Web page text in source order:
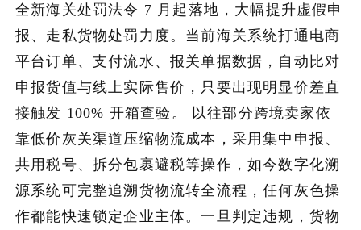
全新海关处罚法令 7 月起落地，大幅提升虚假申
报、走私货物处罚力度。当前海关系统打通电商
平台订单、支付流水、报关单据数据，自动比对
申报货值与线上实际售价，只要出现明显价差直
接触发 100% 开箱查验。 以往部分跨境卖家依
靠低价灰关渠道压缩物流成本，采用集中申报、
共用税号、拆分包裹避税等操作，如今数字化溯
源系统可完整追溯货物流转全流程，任何灰色操
作都能快速锁定企业主体。一旦判定违规，货物